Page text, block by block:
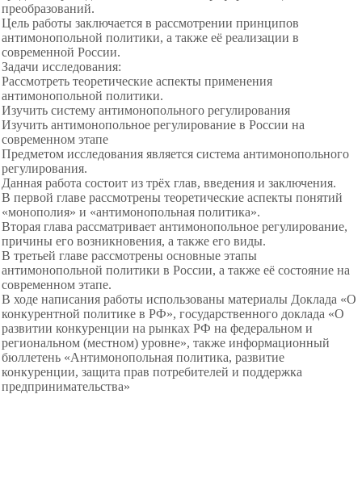
преобразований.
Цель работы заключается в рассмотрении принципов
антимонопольной политики, а также её реализации в
современной России.
Задачи исследования:
Рассмотреть теоретические аспекты применения
антимонопольной политики.
Изучить систему антимонопольного регулирования
Изучить антимонопольное регулирование в России на
современном этапе
Предметом исследования является система антимонопольного
регулирования.
Данная работа состоит из трёх глав, введения и заключения.
В первой главе рассмотрены теоретические аспекты понятий
«монополия» и «антимонопольная политика».
Вторая глава рассматривает антимонопольное регулирование,
причины его возникновения, а также его виды.
В третьей главе рассмотрены основные этапы
антимонопольной политики в России, а также её состояние на
современном этапе.
В ходе написания работы использованы материалы Доклада «О
конкурентной политике в РФ», государственного доклада «О
развитии конкуренции на рынках РФ на федеральном и
региональном (местном) уровне», также информационный
бюллетень «Антимонопольная политика, развитие
конкуренции, защита прав потребителей и поддержка
предпринимательства»